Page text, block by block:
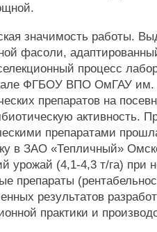
значимость работы.
фасоли,
процесс
ФГБОУ ВПО ОмГАУ им.
препаратов на
активность.
препаратами
в ЗАО «Тепличный»
урожай (4,1-4,3 т/га) при
препараты
результатов
практики и